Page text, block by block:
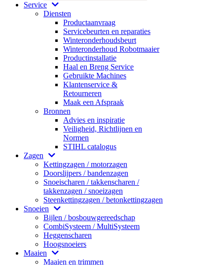
Service
Diensten
Productaanvraag
Servicebeurten en reparaties
Winteronderhoudsbeurt
Winteronderhoud Robotmaaier
Productinstallatie
Haal en Breng Service
Gebruikte Machines
Klantenservice &
Retourneren
Maak een Afspraak
Bronnen
Advies en inspiratie
Veiligheid, Richtlijnen en
Normen
STIHL catalogus
Zagen
Kettingzagen / motorzagen
Doorslijpers / bandenzagen
Snoeischaren / takkenscharen /
takkenzagen / snoeizagen
Steenkettingzagen / betonkettingzagen
Snoeien
Bijlen / bosbouwgereedschap
CombiSysteem / MultiSysteem
Heggenscharen
Hoogsnoeiers
Maaien
Maaien en trimmen